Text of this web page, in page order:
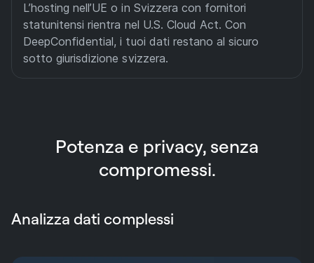
L’hosting nell’UE o in Svizzera con fornitori
statunitensi rientra nel U.S. Cloud Act. Con
DeepConfidential, i tuoi dati restano al sicuro
sotto giurisdizione svizzera.
Potenza e privacy, senza
compromessi.
Analizza dati complessi